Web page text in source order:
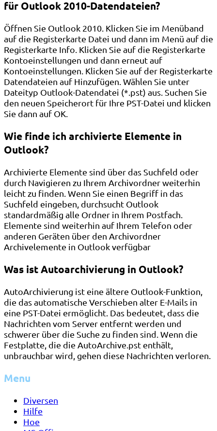
für Outlook 2010-Datendateien?
Öffnen Sie Outlook 2010. Klicken Sie im Menüband
auf die Registerkarte Datei und dann im Menü auf die
Registerkarte Info. Klicken Sie auf die Registerkarte
Kontoeinstellungen und dann erneut auf
Kontoeinstellungen. Klicken Sie auf der Registerkarte
Datendateien auf Hinzufügen. Wählen Sie unter
Dateityp Outlook-Datendatei (*.pst) aus. Suchen Sie
den neuen Speicherort für Ihre PST-Datei und klicken
Sie dann auf OK.
Wie finde ich archivierte Elemente in
Outlook?
Archivierte Elemente sind über das Suchfeld oder
durch Navigieren zu Ihrem Archivordner weiterhin
leicht zu finden. Wenn Sie einen Begriff in das
Suchfeld eingeben, durchsucht Outlook
standardmäßig alle Ordner in Ihrem Postfach.
Elemente sind weiterhin auf Ihrem Telefon oder
anderen Geräten über den Archivordner
Archivelemente in Outlook verfügbar
Was ist Autoarchivierung in Outlook?
AutoArchivierung ist eine ältere Outlook-Funktion,
die das automatische Verschieben alter E-Mails in
eine PST-Datei ermöglicht. Das bedeutet, dass die
Nachrichten vom Server entfernt werden und
schwerer über die Suche zu finden sind. Wenn die
Festplatte, die die AutoArchive.pst enthält,
unbrauchbar wird, gehen diese Nachrichten verloren.
Menu
Diversen
Hilfe
Hoe